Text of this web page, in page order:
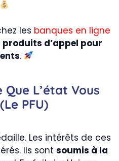
les banques en ligne
produits d’appel pour
.
Que L’état Vous
PFU)
Les intérêts de ces
Ils sont soumis à la